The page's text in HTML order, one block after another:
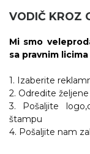
VODIČ KROZ
Mi smo
sa pravnim licima
1. Izaberite
2. Odredite
3. Pošaljite
štampu
4. Pošaljite nam